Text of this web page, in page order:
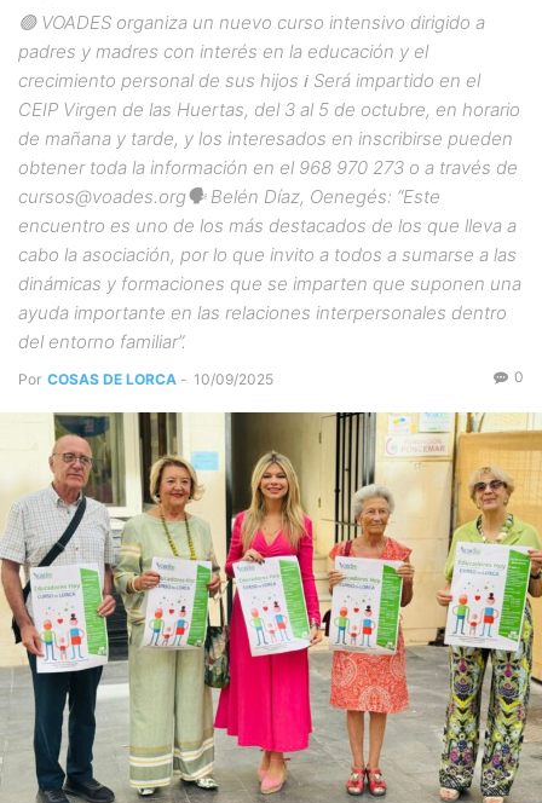
🟢 VOADES organiza un nuevo curso intensivo dirigido a
padres y madres con interés en la educación y el
crecimiento personal de sus hijos ℹ Será impartido en el
CEIP Virgen de las Huertas, del 3 al 5 de octubre, en horario
de mañana y tarde, y los interesados en inscribirse pueden
obtener toda la información en el 968 970 273 o a través de
cursos@voades.org🗣 Belén Díaz, Oenegés: “Este
encuentro es uno de los más destacados de los que lleva a
cabo la asociación, por lo que invito a todos a sumarse a las
dinámicas y formaciones que se imparten que suponen una
ayuda importante en las relaciones interpersonales dentro
del entorno familiar”.
Por COSAS DE LORCA - 10/09/2025 0